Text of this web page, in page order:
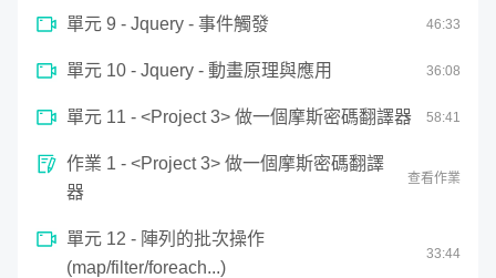
單元 9 - Jquery - 事件觸發 46:33
單元 10 - Jquery - 動畫原理與應用 36:08
單元 11 - <Project 3> 做一個摩斯密碼翻譯器 58:41
作業 1 - <Project 3> 做一個摩斯密碼翻譯
器
查看作業
單元 12 - 陣列的批次操作
(map/filter/foreach...)
33:44